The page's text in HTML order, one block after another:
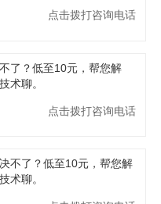
点击拨打咨询电话
了？低至10元，帮您解
术聊。
点击拨打咨询电话
不了？低至10元，帮您解
术聊。